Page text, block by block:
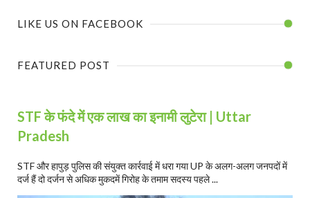
LIKE US ON FACEBOOK
FEATURED POST
STF के फंदे में एक लाख का इनामी लुटेरा | Uttar
Pradesh
STF और हापुड़ पुलिस की संयुक्त कार्रवाई में धरा गया UP के अलग-अलग जनपदों में
दर्ज हैं दो दर्जन से अधिक मुकदमें गिरोह के तमाम सदस्य पहले ...